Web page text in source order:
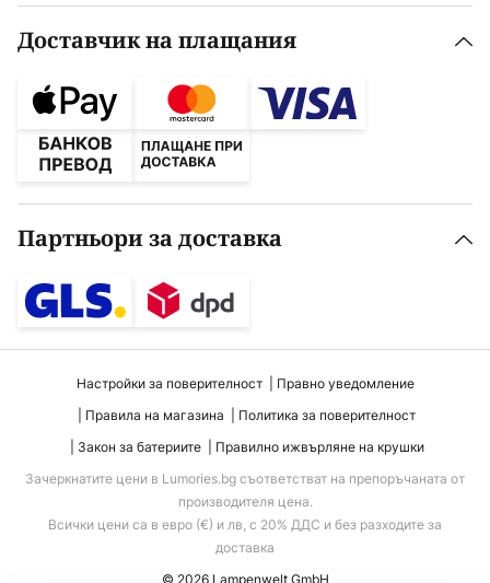
Доставчик на плащания
Партньори за доставка
Настройки за поверителност
Правно уведомление
Правила на магазина
Политика за поверителност
Закон за батериите
Правилно ижвърляне на крушки
Зачеркнатите цени в Lumories.bg съответстват на препоръчаната от
производителя цена.
Всички цени са в евро (€) и лв, с 20% ДДС и без разходите за
доставка
© 2026 Lampenwelt GmbH